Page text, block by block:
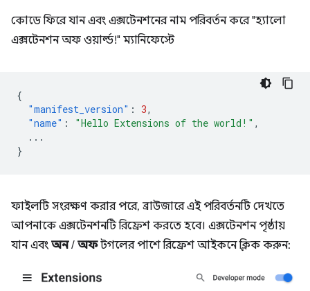
কোডে ফিরে যান এবং এক্সটেনশনের নাম পরিবর্তন করে "হ্যালো
এক্সটেনশন অফ ওয়ার্ল্ড!" ম্যানিফেস্টে
{
"manifest_version" : 3,
"name" : "Hello Extensions of the world!" ,
...
}
ফাইলটি সংরক্ষণ করার পরে, ব্রাউজারে এই পরিবর্তনটি দেখতে
আপনাকে এক্সটেনশনটি রিফ্রেশ করতে হবে। এক্সটেনশন পৃষ্ঠায়
যান এবং অন/ অফটগলের পাশে রিফ্রেশ আইকনে ক্লিক করুন: